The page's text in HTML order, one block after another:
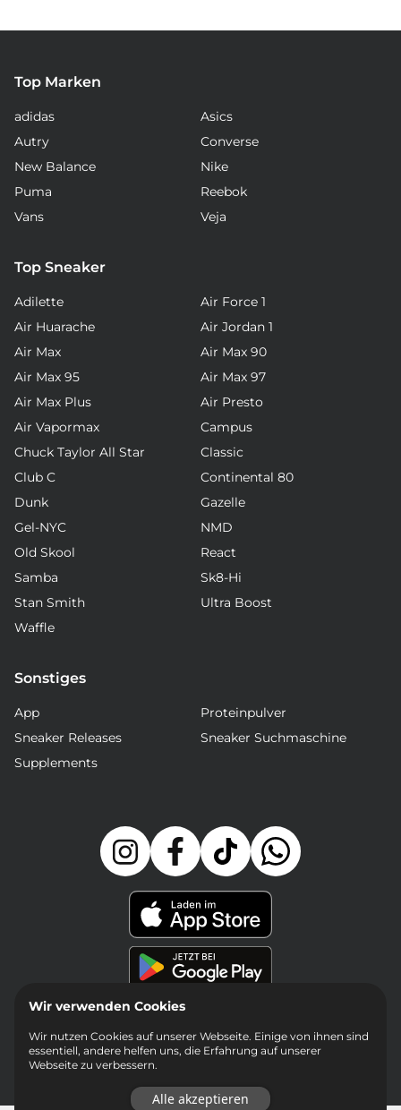
Top Marken
adidas
Asics
Autry
Converse
New Balance
Nike
Puma
Reebok
Vans
Veja
Top Sneaker
Adilette
Air Force 1
Air Huarache
Air Jordan 1
Air Max
Air Max 90
Air Max 95
Air Max 97
Air Max Plus
Air Presto
Air Vapormax
Campus
Chuck Taylor All Star
Classic
Club C
Continental 80
Dunk
Gazelle
Gel-NYC
NMD
Old Skool
React
Samba
Sk8-Hi
Stan Smith
Ultra Boost
Waffle
Sonstiges
App
Proteinpulver
Sneaker Releases
Sneaker Suchmaschine
Supplements
Wir verwenden Cookies
Wir nutzen Cookies auf unserer Webseite. Einige von ihnen sind
essentiell, andere helfen uns, die Erfahrung auf unserer
Webseite zu verbessern.
Alle akzeptieren